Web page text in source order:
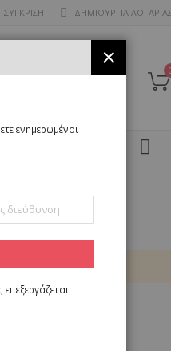
ΣΥΓΚΡΙΣΗ ΔΗΜΙΟΥΡΓΙΑ
ΚΛΕΊΣΙΜΟ
ενημερωμένοι